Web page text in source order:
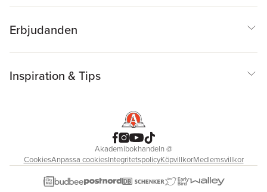
Erbjudanden
Inspiration & Tips
Akademibokhandeln@
CookiesAnpassa cookiesIntegritetspolicyKöpvillkorMedlemsvillkor